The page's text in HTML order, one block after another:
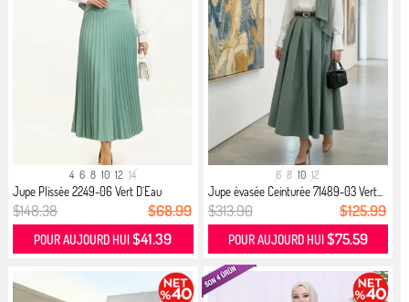
4 6 8 10 12 14
Jupe Plissée 2249-06 Vert D`Eau
$148.38 $68.99
POUR AUJOURD HUI$41.39
6 8 10 12
Jupe évasée Ceinturée 71489-03 Vert...
$313.90 $125.99
POUR AUJOURD HUI $75.59